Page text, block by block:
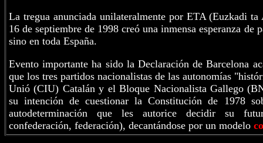
La tregua anunciada unilateralmente por ETA (Euzkadi
16 de septiembre de 1998 creó una inmensa esperanza
sino en toda España.
Evento importante ha sido la Declaración de Barcelona
que los tres partidos nacionalistas de las autonomías
Unió (CIU) Catalán y el Bloque Nacionalista Gallego
su intención de cuestionar la Constitución de 1978
autodeterminación que les autorice decidir su
confederación, federación), decantándose por un modelo